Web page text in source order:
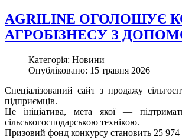
AGRILINE ОГОЛОШУЄ
АГРОБІЗНЕСУ З
Категорія: Новини
Опубліковано: 15 травня 2026
Спеціалізований сайт з продажу
підприємців.
Це ініціатива, мета якої —
сільськогосподарською технікою.
Призовий фонд конкурсу становить 25